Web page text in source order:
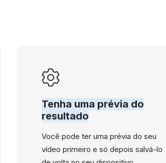
Tenha uma prévia do
resultado
Você pode ter uma prévia do seu
vídeo primeiro e só depois salvá-lo